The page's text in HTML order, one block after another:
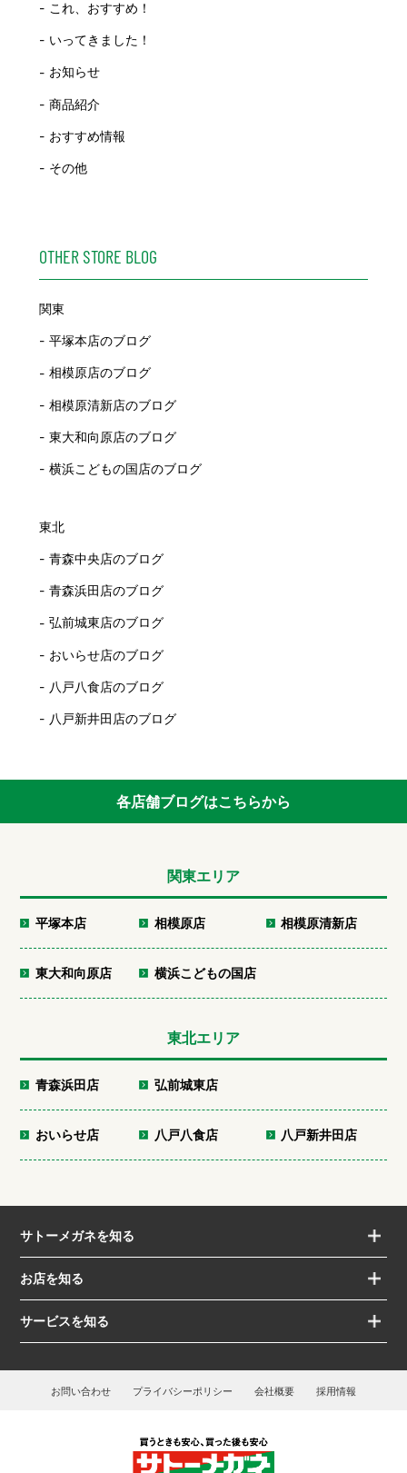
これ、おすすめ！
いってきました！
お知らせ
商品紹介
おすすめ情報
その他
OTHER STORE BLOG
関東
平塚本店のブログ
相模原店のブログ
相模原清新店のブログ
東大和向原店のブログ
横浜こどもの国店のブログ
東北
青森中央店のブログ
青森浜田店のブログ
弘前城東店のブログ
おいらせ店のブログ
八戸八食店のブログ
八戸新井田店のブログ
各店舗ブログはこちらから
関東エリア
平塚本店 相模原店 相模原清新店
東大和向原店 横浜こどもの国店
東北エリア
青森浜田店 弘前城東店
おいらせ店 八戸八食店 八戸新井田店
サトーメガネを知る
お店を知る
サービスを知る
お問い合わせ プライバシーポリシー 会社概要 採用情報